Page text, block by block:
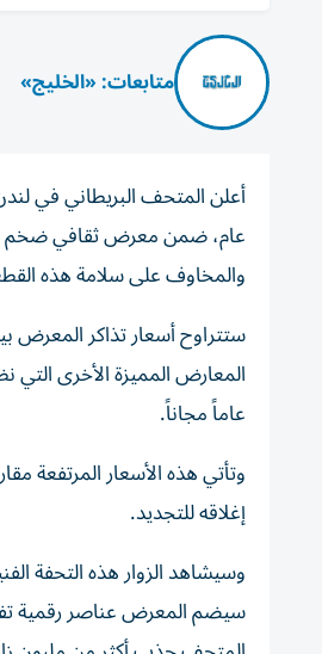
متابعات: «الخليج»
عام، ضمن معرض ثقافي ضخم
والمخاوف على سلامة هذه
عاماً مجاناً.
إغلاقه للتجديد.
سيضم المعرض عناصر رقمية